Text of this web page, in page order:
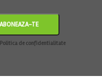
Politica de confidentialitate